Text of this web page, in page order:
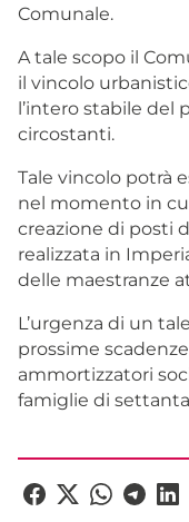
Comunale.
A tale scopo il
il vincolo
l’intero stabile del
circostanti.
Tale vincolo potrà
nel momento in
creazione di posti
realizzata in
delle maestranze
L’urgenza di un
prossime
ammortizzatori
famiglie di